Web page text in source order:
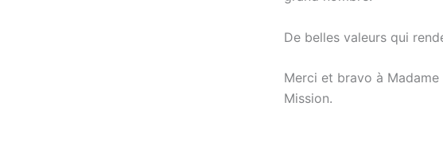
De belles valeurs qui
Merci et bravo à Madame
Mission.